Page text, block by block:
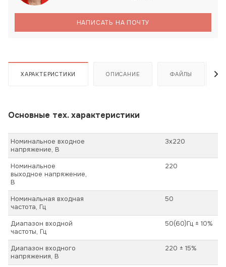
НАПИСАТЬ НА ПОЧТУ
ХАРАКТЕРИСТИКИ ОПИСАНИЕ ФАЙЛЫ
Основные тех. характеристики
Номинальное входное
напряжение, В
3х220
Номинальное
выходное напряжение,
В
220
Номинальная входная
частота, Гц
50
Диапазон входной
частоты, Гц
50(60)Гц ± 10%
Диапазон входного
напряжения, В
220 ± 15%